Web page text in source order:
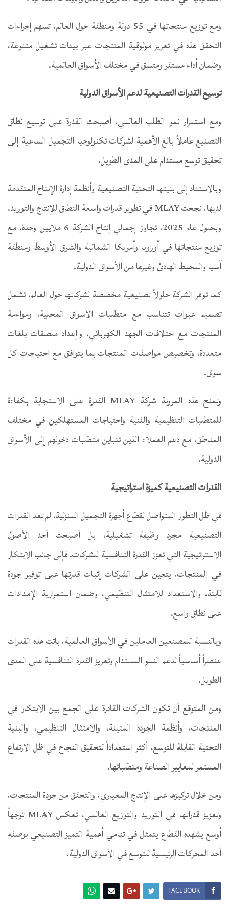
ومع توزيع منتجاتها في 55 دولة ومنطقة حول العالم، تسهم إجراءات
التحقق هذه في تعزيز موثوقية المنتجات عبر بيئات تشغيل متنوعة،
وضمان أداء مستقر ومتسق في مختلف الأسواق العالمية.
توسيع القدرات التصنيعية لدعم الأسواق الدولية
ومع استمرار نمو الطلب العالمي، أصبحت القدرة على توسيع نطاق
التصنيع عاملاً بالغ الأهمية لشركات تكنولوجيا التجميل الساعية إلى
تحقيق توسع مستدام على المدى الطويل.
وبالاستناد إلى بنيتها التحتية التصنيعية وأنظمة إدارة الإنتاج المتقدمة
لديها، نجحت MLAY في تطوير قدرات واسعة النطاق للإنتاج والتوريد.
وبحلول عام 2025، تجاوز إجمالي إنتاج الشركة 6 ملايين وحدة، مع
توزيع منتجاتها في أوروبا وأمريكا الشمالية والشرق الأوسط ومنطقة
آسيا والمحيط الهادئ وغيرها من الأسواق الدولية.
كما توفر الشركة حلولاً تصنيعية مخصصة لشركائها حول العالم، تشمل
تصميم عبوات تتناسب مع متطلبات الأسواق المحلية، ومواءمة
المنتجات مع اختلافات الجهد الكهربائي، وإعداد ملصقات بلغات
متعددة، وتخصيص مواصفات المنتجات بما يتوافق مع احتياجات كل
سوق.
وتمنح هذه المرونة شركة MLAY القدرة على الاستجابة بكفاءة
للمتطلبات التنظيمية والفنية واحتياجات المستهلكين في مختلف
المناطق، مع دعم العملاء الذين تتباين متطلبات دخولهم إلى الأسواق
الدولية.
القدرات التصنيعية كميزة استراتيجية
في ظل التطور المتواصل لقطاع أجهزة التجميل المنزلية، لم تعد القدرات
التصنيعية مجرد وظيفة تشغيلية، بل أصبحت أحد الأصول
الاستراتيجية التي تعزز القدرة التنافسية للشركات. فإلى جانب الابتكار
في المنتجات، يتعين على الشركات إثبات قدرتها على توفير جودة
ثابتة، والاستعداد للامتثال التنظيمي، وضمان استمرارية الإمدادات
على نطاق واسع.
وبالنسبة للمصنعين العاملين في الأسواق العالمية، باتت هذه القدرات
عنصراً أساسياً لدعم النمو المستدام وتعزيز القدرة التنافسية على المدى
الطويل.
ومن المتوقع أن تكون الشركات القادرة على الجمع بين الابتكار في
المنتجات، وأنظمة الجودة المتينة، والامتثال التنظيمي، والبنية
التحتية القابلة للتوسع، أكثر استعداداً لتحقيق النجاح في ظل الارتفاع
المستمر لمعايير الصناعة ومتطلباتها.
ومن خلال تركيزها على الإنتاج المعياري، والتحقق من جودة المنتجات،
وتعزيز قدراتها في التوريد والتوزيع العالمي، تعكس MLAY توجهاً
أوسع يشهده القطاع يتمثل في تنامي أهمية التميز التصنيعي بوصفه
أحد المحركات الرئيسية للتوسع في الأسواق الدولية.
FACEBOOK